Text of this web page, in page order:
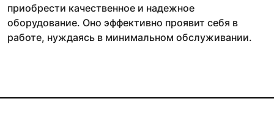
приобрести качественное и надежное
оборудование. Оно эффективно проявит себя в
работе, нуждаясь в минимальном обслуживании.